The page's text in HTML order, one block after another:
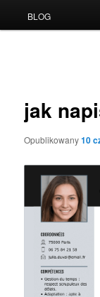
BLOG
jak
Opublikowany10